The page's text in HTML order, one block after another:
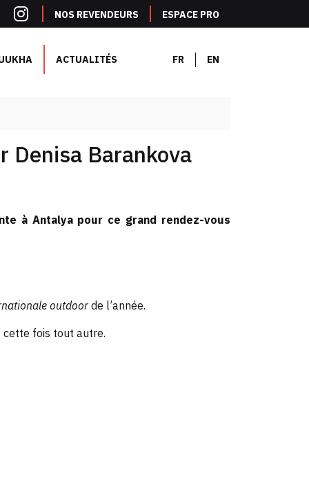
NOS REVENDEURS ESPACE PRO
ACTUALITÉS FR EN
Denisa Barankova
à Antalya pour ce grand rendez-vous
outdoor de l’année.
cette fois tout autre.